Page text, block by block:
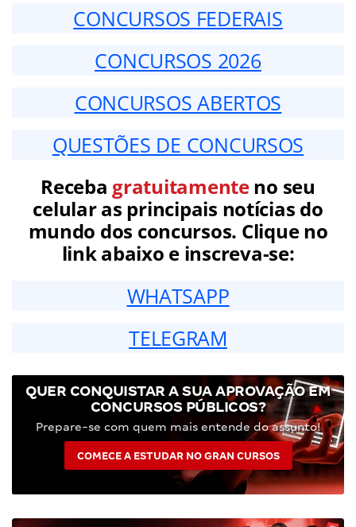
CONCURSOS FEDERAIS
CONCURSOS 2026
CONCURSOS ABERTOS
QUESTÕES DE CONCURSOS
Receba gratuitamenteno seu
celular as principais notícias do
mundo dos concursos. Clique no
link abaixo e inscreva-se:
WHATSAPP
TELEGRAM
QUER CONQUISTAR A SUA APROVAÇÃO EM
CONCURSOS PÚBLICOS?
Prepare-se com quem mais entende do assunto!
COMECE A ESTUDAR NO GRAN CURSOS